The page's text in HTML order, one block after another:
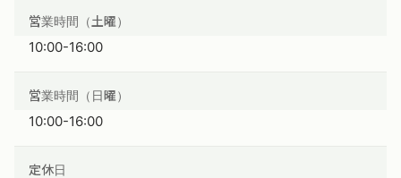
営業時間（土曜）
10:00-16:00
営業時間（日曜）
10:00-16:00
定休日